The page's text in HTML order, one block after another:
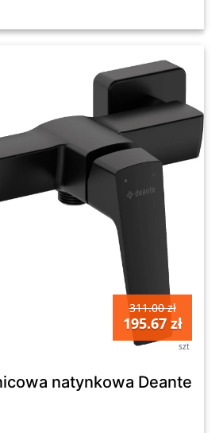
311.00 zł
195.67 zł
szt
natynkowa Deante